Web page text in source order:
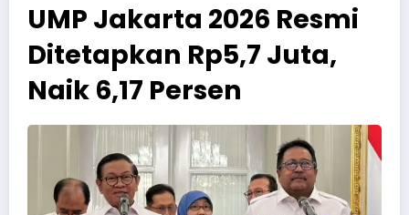
UMP Jakarta 2026 Resmi
Ditetapkan Rp5,7 Juta,
Naik 6,17 Persen